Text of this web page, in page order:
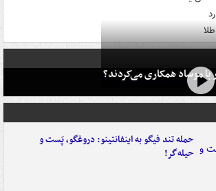
موساد همکاری می‌کردند؟
حمله تند فیگو به اینفانتینو: دروغگو، پَست‌ و
حیله‌گر!